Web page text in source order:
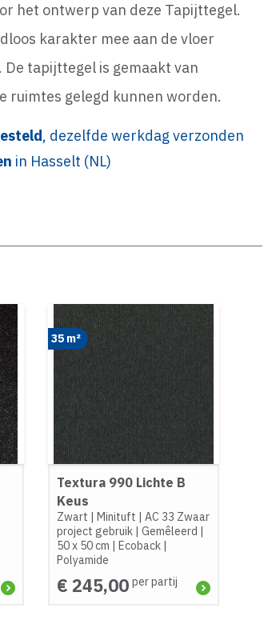
het ontwerp van deze Tapijttegel.
karakter mee aan de vloer
tapijttegel is gemaakt van
ruimtes gelegd kunnen worden.
, dezelfde werkdag verzonden
in Hasselt (NL)
35 m²
Textura 990 Lichte B
Keus
Zwart | Minituft | AC 33 Zwaar
project gebruik| Gemêleerd |
50 x 50 cm | Ecoback|
Polyamide
€ 245,00 per partij